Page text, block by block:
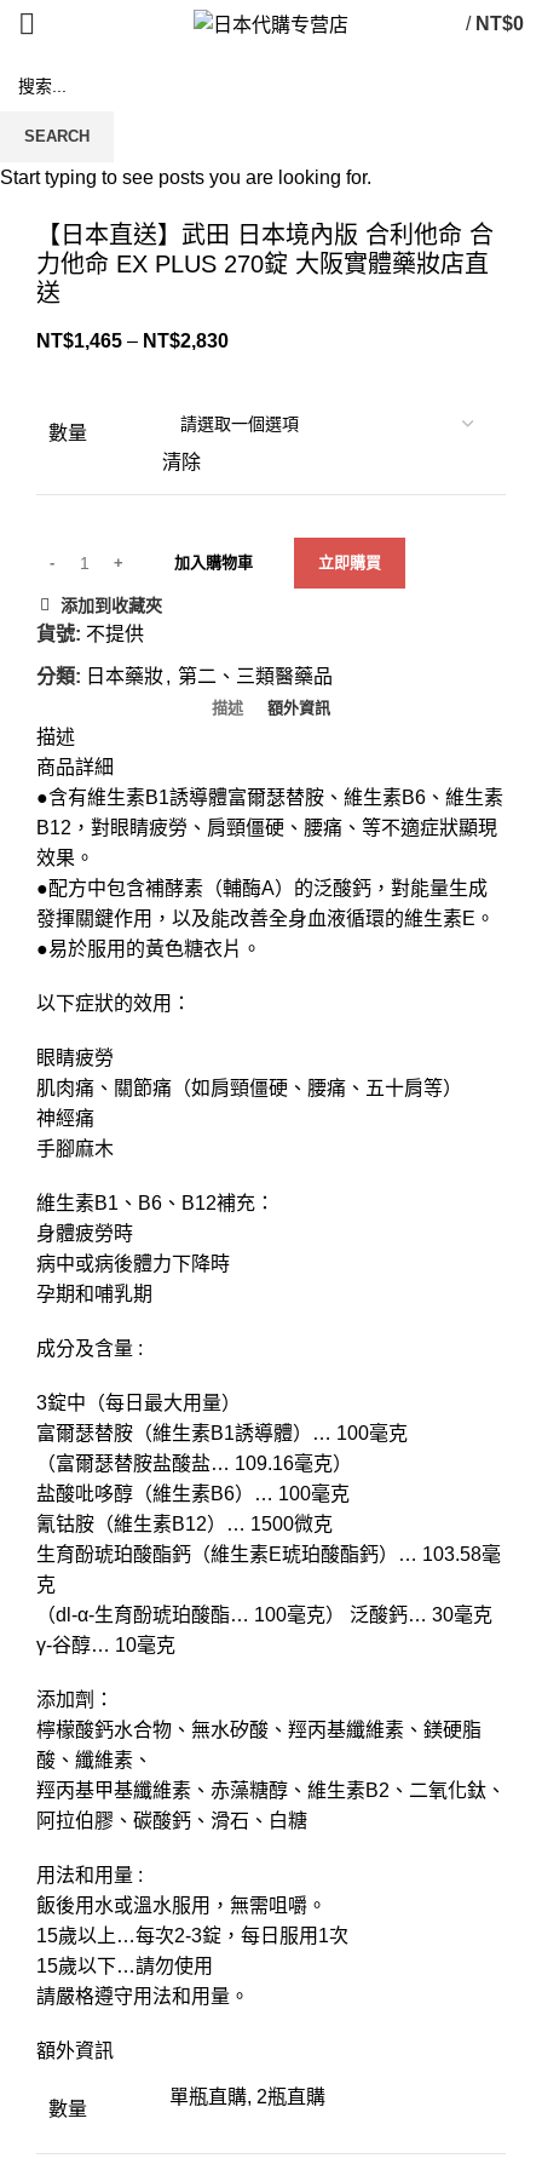
/ NT$0
【日本直送】武田 日本境內版 合利他命 合
力他命 EX PLUS 270錠 大阪實體藥妝店直
送
NT$1,465 – NT$2,830
數量
清除
加入購物車 立即購買
添加到收藏夾
貨號: 不提供
分類: 日本藥妝, 第二、三類醫藥品
描述 額外資訊
描述
商品詳細
●含有維生素B1誘導體富爾瑟替胺、維生素B6、維生素
B12，對眼睛疲勞、肩頸僵硬、腰痛、等不適症狀顯現
效果。
●配方中包含補酵素（輔酶A）的泛酸鈣，對能量生成
發揮關鍵作用，以及能改善全身血液循環的維生素E。
●易於服用的黃色糖衣片。
以下症狀的效用：
眼睛疲勞
肌肉痛、關節痛（如肩頸僵硬、腰痛、五十肩等）
神經痛
手腳麻木
維生素B1、B6、B12補充：
身體疲勞時
病中或病後體力下降時
孕期和哺乳期
成分及含量 :
3錠中（每日最大用量）
富爾瑟替胺（維生素B1誘導體）… 100毫克
（富爾瑟替胺盐酸盐… 109.16毫克）
盐酸吡哆醇（維生素B6）… 100毫克
氰钴胺（維生素B12）… 1500微克
生育酚琥珀酸酯鈣（維生素E琥珀酸酯鈣）… 103.58毫
克
（dl-α-生育酚琥珀酸酯… 100毫克） 泛酸鈣… 30毫克
γ-谷醇… 10毫克
添加劑：
檸檬酸鈣水合物、無水矽酸、羥丙基纖維素、鎂硬脂
酸、纖維素、
羥丙基甲基纖維素、赤藻糖醇、維生素B2、二氧化鈦、
阿拉伯膠、碳酸鈣、滑石、白糖
用法和用量 :
飯後用水或溫水服用，無需咀嚼。
15歲以上…每次2-3錠，每日服用1次
15歲以下…請勿使用
請嚴格遵守用法和用量。
額外資訊
數量
單瓶直購, 2瓶直購
SEARCH
Start typing to see posts you are looking for.